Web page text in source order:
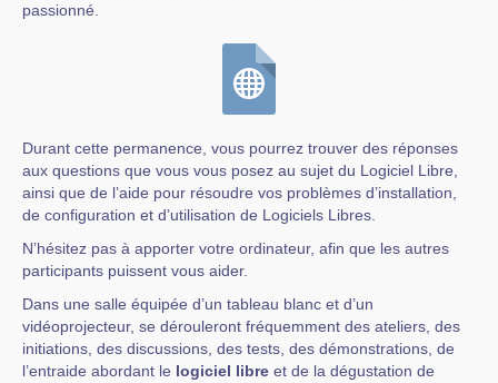
passionné.
Durant cette permanence, vous pourrez trouver des réponses
aux questions que vous vous posez au sujet du Logiciel Libre,
ainsi que de l’aide pour résoudre vos problèmes d’installation,
de configuration et d’utilisation de Logiciels Libres.
N’hésitez pas à apporter votre ordinateur, afin que les autres
participants puissent vous aider.
Dans une salle équipée d’un tableau blanc et d’un
vidéoprojecteur, se dérouleront fréquemment des ateliers, des
initiations, des discussions, des tests, des démonstrations, de
l’entraide abordant le logiciel libre et de la dégustation de